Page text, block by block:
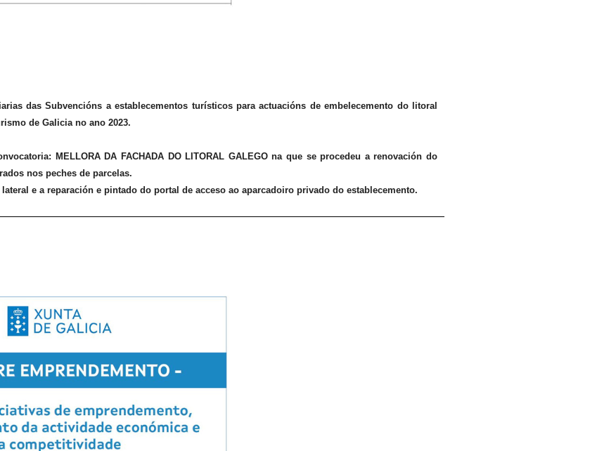
das Subvencións a establecementos turísticos para actuacións de embelecemento do litoral
de Galicia no ano 2023.
MELLORA DA FACHADA DO LITORAL GALEGO na que se procedeu a renovación do
nos peches de parcelas.
e a reparación e pintado do portal de acceso ao aparcadoiro privado do establecemento.